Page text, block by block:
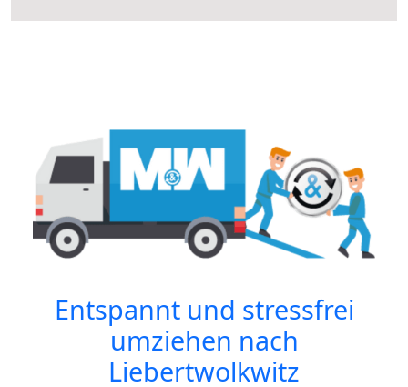
Entspannt und stressfrei
umziehen nach
Liebertwolkwitz